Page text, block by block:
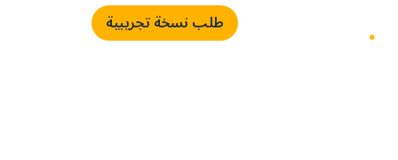
طلب نسخة تجريبية